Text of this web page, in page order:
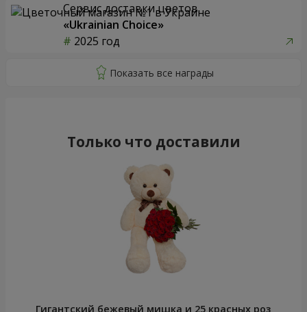
Сервис доставки цветов
«Ukrainian Choice»
2025 год
Только что доставили
Гигантский бежевый мишка и 25 красных роз